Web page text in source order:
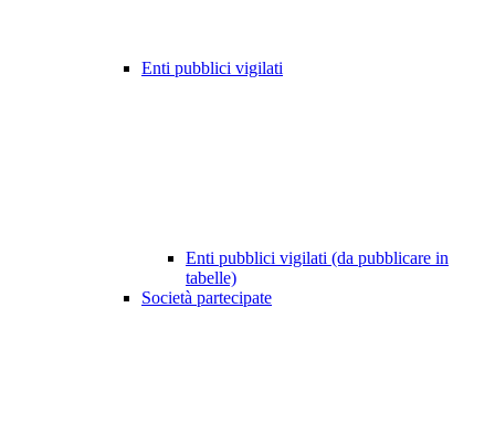
Enti pubblici vigilati
Enti pubblici vigilati (da pubblicare in
tabelle)
Società partecipate